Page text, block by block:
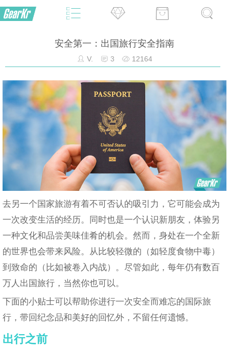
安全第一：出国旅行安全指南
V. 3 12164
去另一个国家旅游有着不可否认的吸引力，它可能会成为
一次改变生活的经历。同时也是一个认识新朋友，体验另
一种文化和品尝美味佳肴的机会。然而，身处在一个全新
的世界也会带来风险。从比较轻微的（如轻度食物中毒）
到致命的（比如被卷入内战）。尽管如此，每年仍有数百
万人出国旅行，当然你也可以。
下面的小贴士可以帮助你进行一次安全而难忘的国际旅
行，带回纪念品和美好的回忆外，不留任何遗憾。
出行之前